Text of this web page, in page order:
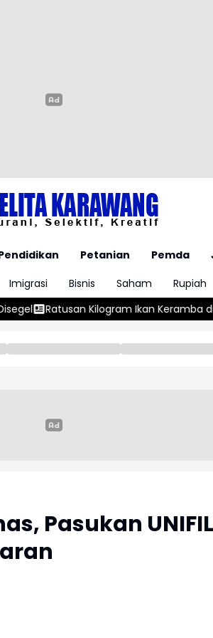
Petanian Pemda
Imigrasi Bisnis Saham
Rupiah
Ikan Keramba di Banua Anyar Mati
Pasukan UNIFIL